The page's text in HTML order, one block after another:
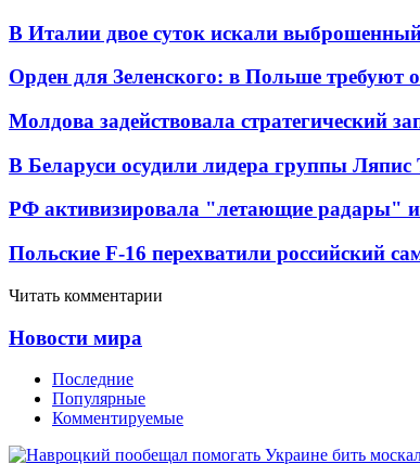
В Италии двое суток искали
Орден для Зеленского: в Польше требуют
Молдова задействовала стратегический
В Беларуси осудили лидера группы
РФ активизировала "летающие радары"
Польские F-16 перехватили российский
Читать комментарии
Новости мира
Последние
Популярные
Комментируемые